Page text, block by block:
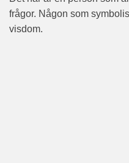
frågor. Någon som
visdom.